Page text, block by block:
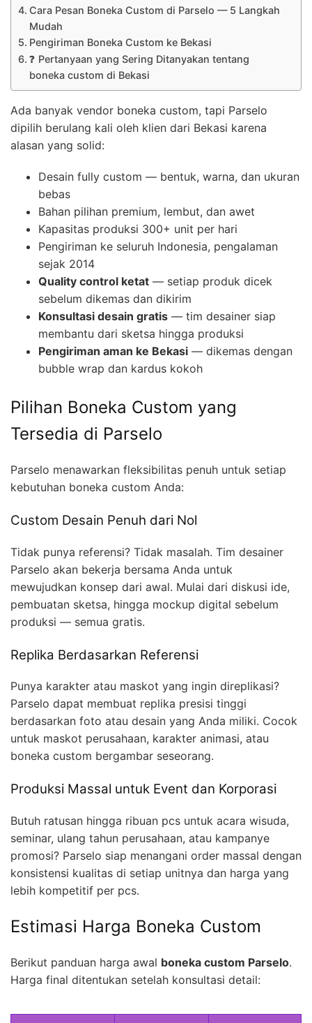
Cara Pesan Boneka Custom di Parselo — 5 Langkah
Mudah
Pengiriman Boneka Custom ke Bekasi
❓ Pertanyaan yang Sering Ditanyakan tentang
boneka custom di Bekasi
Ada banyak vendor boneka custom, tapi Parselo
dipilih berulang kali oleh klien dari Bekasi karena
alasan yang solid:
Desain fully custom — bentuk, warna, dan ukuran
bebas
Bahan pilihan premium, lembut, dan awet
Kapasitas produksi 300+ unit per hari
Pengiriman ke seluruh Indonesia, pengalaman
sejak 2014
Quality control ketat — setiap produk dicek
sebelum dikemas dan dikirim
Konsultasi desain gratis — tim desainer siap
membantu dari sketsa hingga produksi
Pengiriman aman ke Bekasi — dikemas dengan
bubble wrap dan kardus kokoh
Pilihan Boneka Custom yang
Tersedia di Parselo
Parselo menawarkan fleksibilitas penuh untuk setiap
kebutuhan boneka custom Anda:
Custom Desain Penuh dari Nol
Tidak punya referensi? Tidak masalah. Tim desainer
Parselo akan bekerja bersama Anda untuk
mewujudkan konsep dari awal. Mulai dari diskusi ide,
pembuatan sketsa, hingga mockup digital sebelum
produksi — semua gratis.
Replika Berdasarkan Referensi
Punya karakter atau maskot yang ingin direplikasi?
Parselo dapat membuat replika presisi tinggi
berdasarkan foto atau desain yang Anda miliki. Cocok
untuk maskot perusahaan, karakter animasi, atau
boneka custom bergambar seseorang.
Produksi Massal untuk Event dan Korporasi
Butuh ratusan hingga ribuan pcs untuk acara wisuda,
seminar, ulang tahun perusahaan, atau kampanye
promosi? Parselo siap menangani order massal dengan
konsistensi kualitas di setiap unitnya dan harga yang
lebih kompetitif per pcs.
Estimasi Harga Boneka Custom
Berikut panduan harga awal boneka custom Parselo.
Harga final ditentukan setelah konsultasi detail: